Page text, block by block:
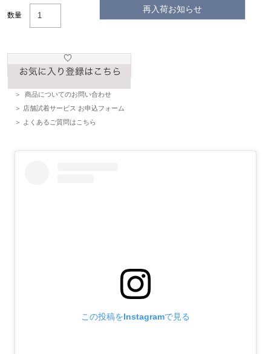
数量
再入荷お知らせ
商品についてのお問い合わせ
店舗試着サービス お申込フォーム
よくあるご質問はこちら
この投稿をInstagramで見る